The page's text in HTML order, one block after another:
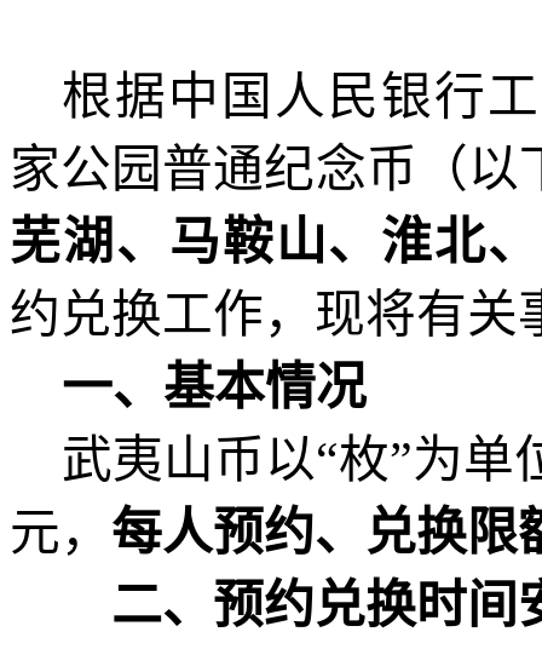
根据中国人民银行
家公园普通纪念币
（
芜湖 、 马鞍山、淮北
约兑换工作，现将有关
一、基本情况
武夷山币 以“枚”为单
元， 每人预约、兑换限
二、预约兑换时间